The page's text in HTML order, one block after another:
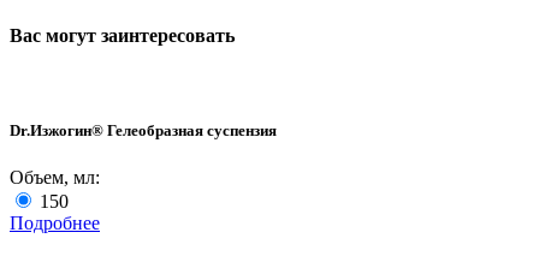
Вас могут заинтересовать
Dr.Изжогин® Гелеобразная суспензия
Объем, мл:
150
Подробнее